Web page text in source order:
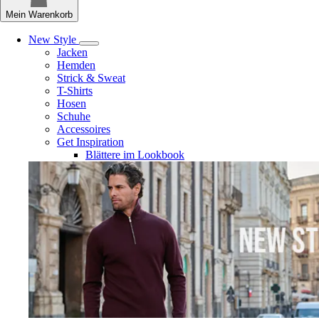
Mein Warenkorb
New Style
Jacken
Hemden
Strick & Sweat
T-Shirts
Hosen
Schuhe
Accessoires
Get Inspiration
Blättere im Lookbook